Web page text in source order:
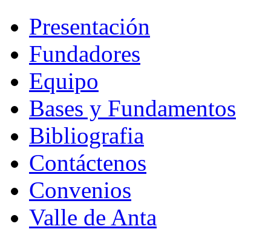
Presentación
Fundadores
Equipo
Bases y Fundamentos
Bibliografia
Contáctenos
Convenios
Valle de Anta